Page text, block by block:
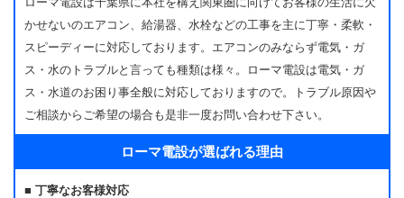
かせないのエアコン、給湯器、水栓などの工事を主に丁寧・柔軟・
スピーディーに対応しております。エアコンのみならず電気・ガ
ス・水のトラブルと言っても種類は様々。ローマ電設は電気・ガ
ス・水道のお困り事全般に対応しておりますので。トラブル原因や
ご相談からご希望の場合も是非一度お問い合わせ下さい。
ローマ電設が選ばれる理由
■ 丁寧なお客様対応